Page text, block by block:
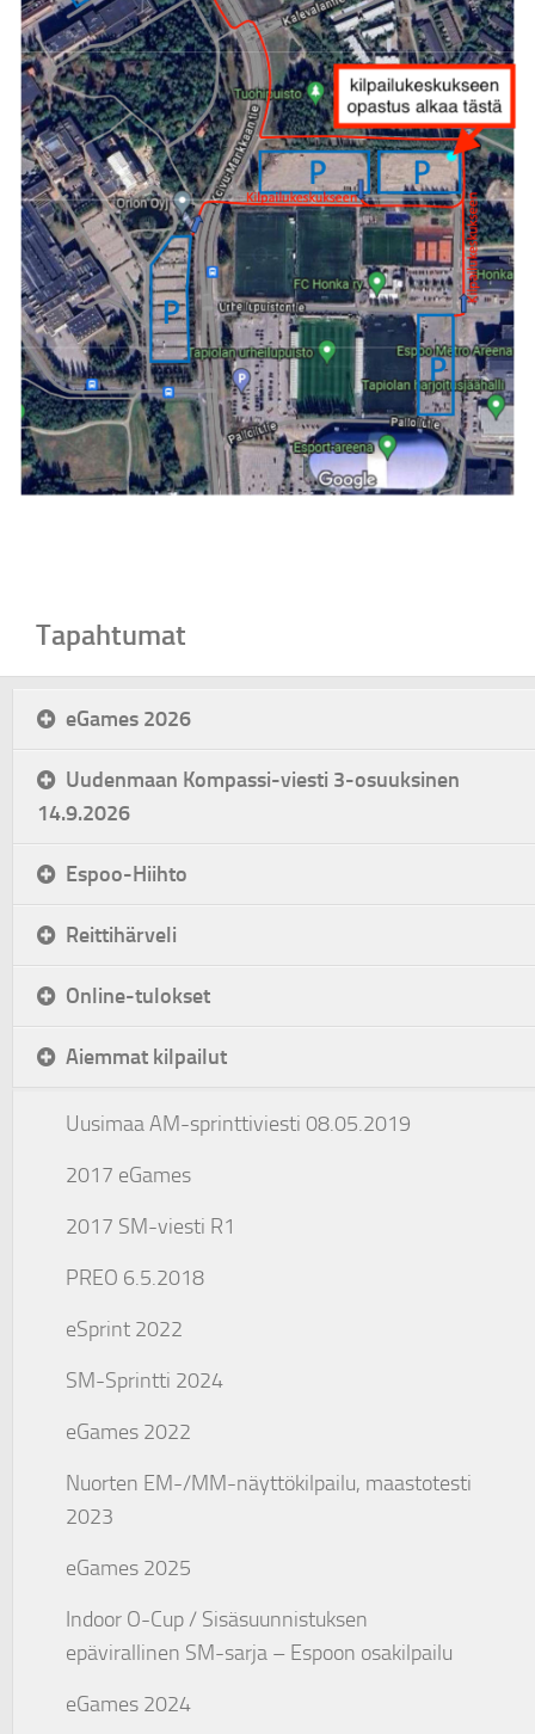
Tapahtumat
eGames 2026
Uudenmaan Kompassi-viesti 3-osuuksinen
14.9.2026
Espoo-Hiihto
Reittihärveli
Online-tulokset
Aiemmat kilpailut
Uusimaa AM-sprinttiviesti 08.05.2019
2017 eGames
2017 SM-viesti R1
PREO 6.5.2018
eSprint 2022
SM-Sprintti 2024
eGames 2022
Nuorten EM-/MM-näyttökilpailu, maastotesti
2023
eGames 2025
Indoor O-Cup / Sisäsuunnistuksen
epävirallinen SM-sarja – Espoon osakilpailu
eGames 2024